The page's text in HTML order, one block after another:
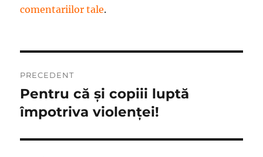
comentariilor tale.
în
articole
PRECEDENT
Articolul
anterior:
Pentru că și copiii luptă
împotriva violenței!